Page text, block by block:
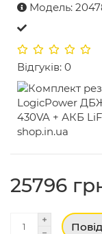
Модель:
Відгуків: 0
25796